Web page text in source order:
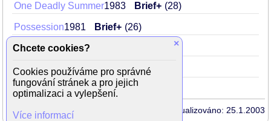
One Deadly Summer1983 Brief+ 28
Possession1981 Brief+ 26
Quartet 1981 Brief+
Řidič1978 23 (hráčka)
Aktualizováno: 25.1.2003
×
Chcete cookies?
Cookies používáme pro správné
fungování stránek a pro jejich
optimalizaci a vylepšení.
Více informací